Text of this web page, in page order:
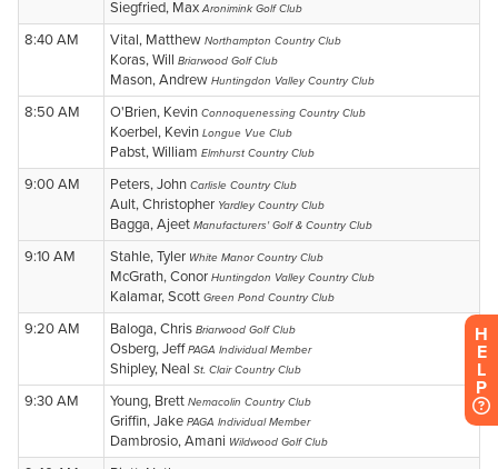
H
E
L
P